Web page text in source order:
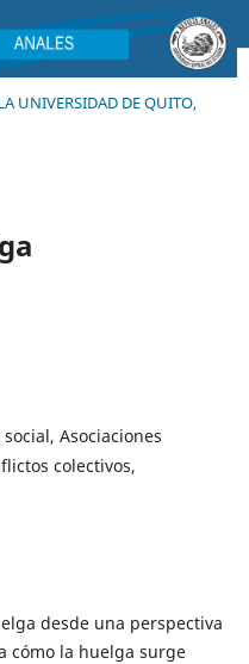
UNIVERSIDAD DE QUITO,
Asociaciones
colectivos,
desde una perspectiva
cómo la huelga surge